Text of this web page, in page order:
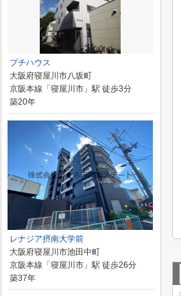
プチハウス
大阪府寝屋川市八坂町
京阪本線「寝屋川市」駅 徒歩3分
築20年
レナジア摂南大学前
大阪府寝屋川市池田中町
京阪本線「寝屋川市」駅 徒歩26分
築37年